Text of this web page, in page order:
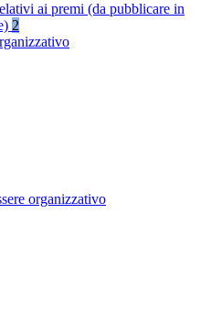
ai premi (da pubblicare in
2
organizzativo